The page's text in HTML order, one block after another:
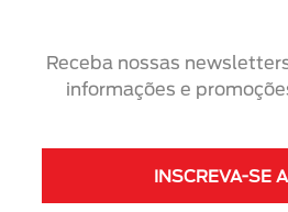
Receba nossas
informações e
INSCREVA-SE